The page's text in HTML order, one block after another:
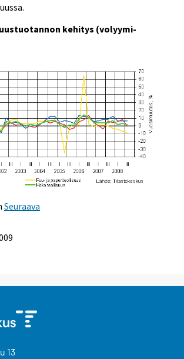
kehitys (volyymi-
Seuraava
13